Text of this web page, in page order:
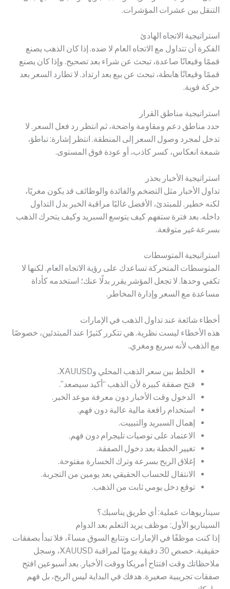
التنقل بين عشرات المؤشرات.
استراتيجية الاتجاه الهادئ
الفكرة أن تتداول مع الاتجاه العام لا ضده. إذا كان الذهب يصنع
قممًا وقيعانًا صاعدة، تبحث عن شراء بعد تصحيح. وإذا كان يصنع
قممًا وقيعانًا هابطة، تبحث عن بيع بعد ارتداد. لا تطارد السعر بعد
حركة قوية.
استراتيجية مناطق القرار
حدد مناطق دعم ومقاومة واضحة، ثم انتظر رد فعل السعر. لا
تدخل لمجرد وصول السعر إلى المنطقة. انتظر إشارة: تباطؤ،
شمعة انعكاس، كسر كاذب، أو عودة فوق المستوى.
استراتيجية الأخبار بحذر
تداول الأخبار مثل التضخم والفائدة والوظائف قد يكون مغريًا،
لكنه خطير. للمبتدئ، الأفضل غالبًا مراقبة الخبر بدل التداول
داخله. بعد فترة ستفهم كيف يتوسع السبريد وكيف يتحرك الذهب
بسرعة غير متوقعة.
استراتيجية المتوسطات
المتوسطات المتحركة تساعدك على رؤية الاتجاه العام. لكنها لا
تكفي وحدها. لا تجعل المؤشر يقرر بدلًا عنك؛ استخدمه كأداة
مساعدة مع السعر وإدارة المخاطر.
أخطاء شائعة عند تداول الذهب في الإمارات
هذه الأخطاء ليست نظرية. هي تتكرر كثيرًا عند المبتدئين، خصوصًا
مع الذهب لأنه سريع ومغري.
الخلط بين سعر الذهب المحلي وXAUUSD.
فتح صفقة كبيرة لأن الذهب “أكيد سيصعد”.
الدخول وقت الأخبار دون معرفة موعد الخبر.
استخدام رافعة مالية عالية دون فهم.
إهمال السبريد والتبييت.
الاعتماد على توصيات تليجرام دون فهم.
تغيير الخطة بعد دخول الصفقة.
إغلاق الربح بسرعة وترك الخسارة مفتوحة.
الانتقال للحساب الحقيقي بعد يومين من التجربة.
توقع دخل يومي ثابت من الذهب.
سيناريوهات عملية: أي طريق يناسبك؟
السيناريو الأول: موظف يريد التعلم بعد الدوام
إذا كنت موظفًا في الإمارات وتتابع السوق مساءً، فلا تبدأ بصفقات
حقيقية. خصص 30 دقيقة يوميًا لمراقبة XAUUSD، وسجل
ملاحظاتك وقت افتتاح أمريكا ووقت الأخبار. بعد أسبوعين افتح
صفقات تجريبية صغيرة. هدفك في البداية ليس الربح، بل فهم